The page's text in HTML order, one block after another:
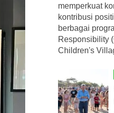
memperkuat
kontribusi
berbagai
Responsibility
Children's